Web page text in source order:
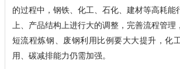
的过程中，钢铁、化工、石化、建材等高耗能
上、产品结构上进行大的调整，完善流程管理
短流程炼钢、废钢利用比例要大大提升，化
用、碳减排能力仍需加强。